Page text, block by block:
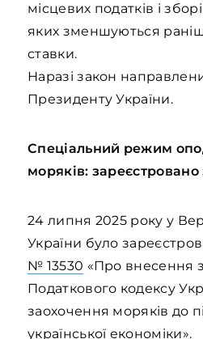
місцевих податків і
яких зменшуються
ставки.
Наразі закон
Президенту України.
Спеціальний режим
моряків:
24 липня 2025 року у
України було
№ 13530 «Про внесення
Податкового кодексу
заохочення моряків до
української економіки».